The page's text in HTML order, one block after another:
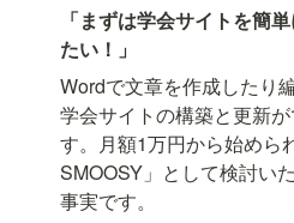
「まずは学会サイトを簡
たい！」
Wordで文章を作成したり
学会サイトの構築と更新
す。月額1万円から始めら
SMOOSY」として検討い
事実です。